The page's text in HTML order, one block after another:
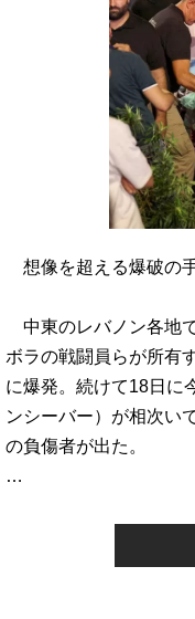
想像を超える爆破の手
中東のレバノン各地
ボラの戦闘員らが所有
に爆発。続けて18日に
ンシーバー）が相次い
の負傷者が出た。
…